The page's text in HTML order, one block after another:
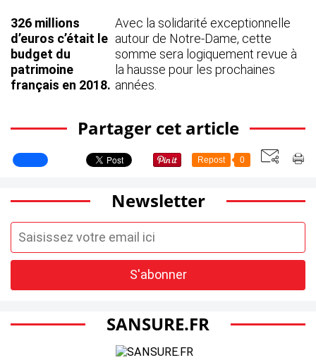
326 millions
d’euros c’était le
budget du
patrimoine
français en 2018.
Avec la solidarité exceptionnelle
autour de Notre-Dame, cette
somme sera logiquement revue à
la hausse pour les prochaines
années.
Partager cet article
Repost 0
Newsletter
SANSURE.FR